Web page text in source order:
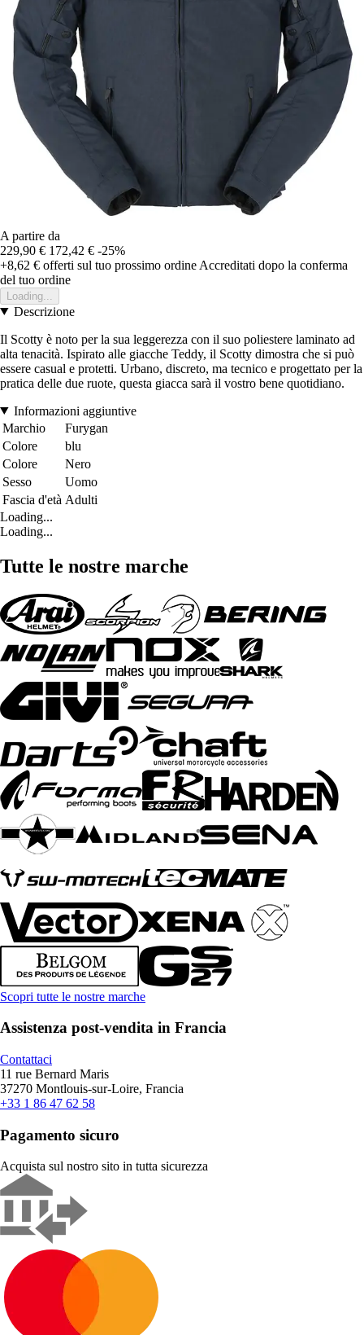
A partire da
229,90 € 172,42 € -25%
+8,62 € offerti sul tuo prossimo ordine Accreditati dopo la conferma
del tuo ordine
Loading...
Descrizione
Il Scotty è noto per la sua leggerezza con il suo poliestere laminato ad
alta tenacità. Ispirato alle giacche Teddy, il Scotty dimostra che si può
essere casual e protetti. Urbano, discreto, ma tecnico e progettato per la
pratica delle due ruote, questa giacca sarà il vostro bene quotidiano.
Informazioni aggiuntive
Marchio
Furygan
Colore
blu
Colore
Nero
Sesso
Uomo
Fascia d'età Adulti
Loading...
Loading...
Tutte le nostre marche
Scopri tutte le nostre marche
Assistenza post-vendita in Francia
Contattaci
11 rue Bernard Maris
37270 Montlouis-sur-Loire, Francia
+33 1 86 47 62 58
Pagamento sicuro
Acquista sul nostro sito in tutta sicurezza